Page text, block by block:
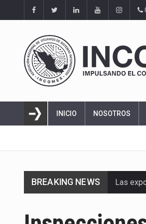
INICIO NOSOTROS
BREAKING NEWS Las